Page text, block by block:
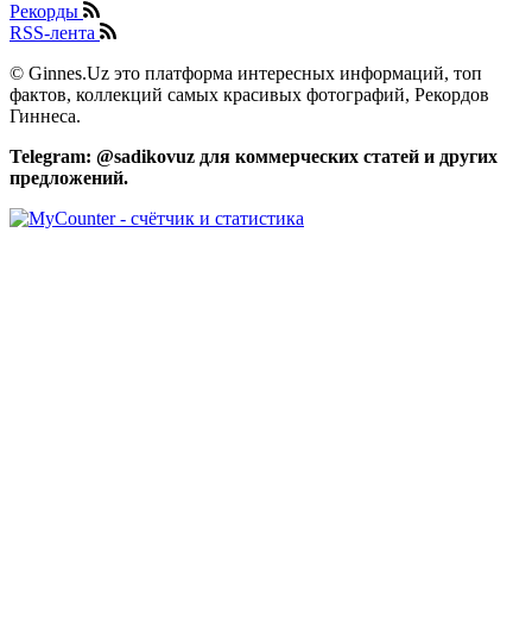
Рекорды
RSS-лента
© Ginnes.Uz это платформа интересных информаций, топ
фактов, коллекций самых красивых фотографий, Рекордов
Гиннеса.
Telegram: @sadikovuz для коммерческих статей и других
предложений.